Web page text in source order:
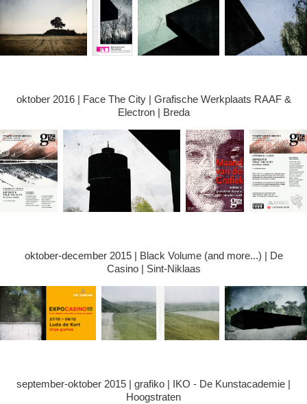
oktober 2016 | Face The City | Grafische Werkplaats RAAF &
Electron | Breda
oktober-december 2015 | Black Volume (and more...) | De
Casino | Sint-Niklaas
september-oktober 2015 | grafiko | IKO - De Kunstacademie |
Hoogstraten